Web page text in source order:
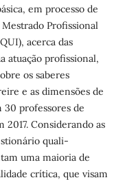
em processo de
Profissional
acerca das
atuação profissional,
os saberes
e as dimensões de
30 professores de
2017. Considerando as
quali-
uma maioria de
crítica, que visam